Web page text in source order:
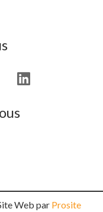
Web par Prosite